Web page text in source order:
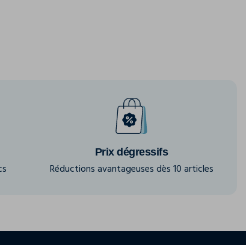
Prix dégressifs
Réductions avantageuses dès 10 articles